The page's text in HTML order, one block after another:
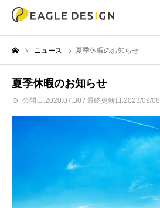
ニュース 夏季休暇のお知らせ
夏季休暇のお知らせ
公開日:2020.07.30 / 最終更新日:2023/09/08